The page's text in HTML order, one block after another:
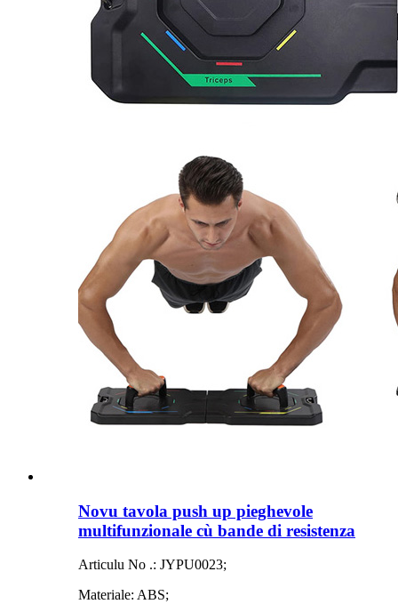
Novu tavola push up pieghevole
multifunzionale cù bande di resistenza
Articulu No .: JYPU0023;
Materiale: ABS;